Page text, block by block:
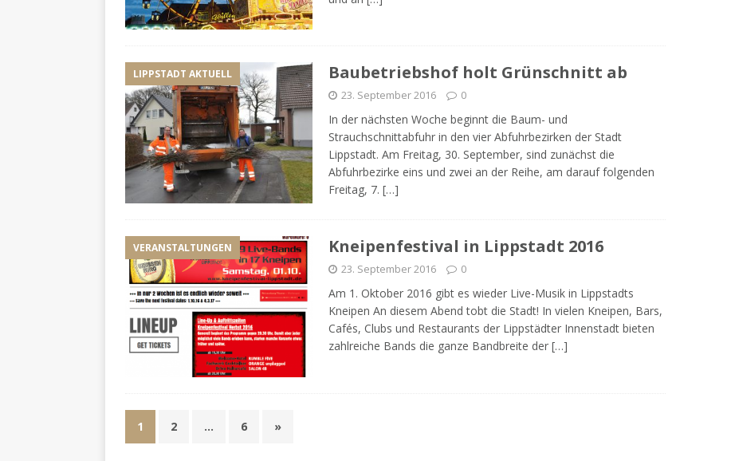
LIPPSTADT AKTUELL Baubetriebshof holt Grünschnitt ab
23. September 2016 0
In der nächsten Woche beginnt die Baum- und
Strauchschnittabfuhr in den vier Abfuhrbezirken der Stadt
Lippstadt. Am Freitag, 30. September, sind zunächst die
Abfuhrbezirke eins und zwei an der Reihe, am darauf folgenden
Freitag, 7. […]
VERANSTALTUNGEN Kneipenfestival in Lippstadt 2016
23. September 2016 0
Am 1. Oktober 2016 gibt es wieder Live-Musik in Lippstadts
Kneipen An diesem Abend tobt die Stadt! In vielen Kneipen, Bars,
Cafés, Clubs und Restaurants der Lippstädter Innenstadt bieten
zahlreiche Bands die ganze Bandbreite der […]
1 2 … 6 »